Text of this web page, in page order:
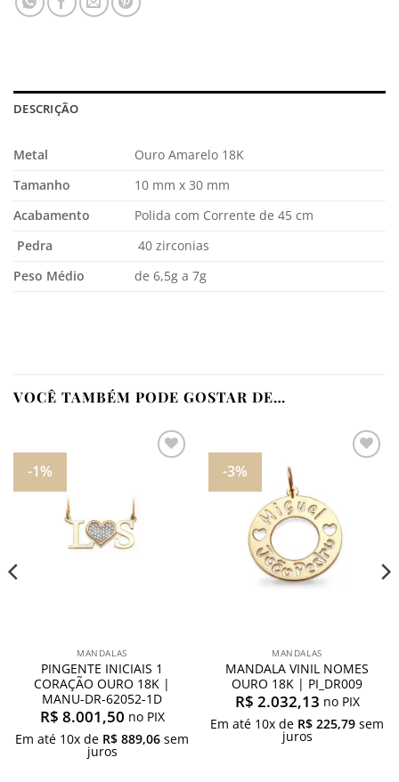
DESCRIÇÃO
Metal
Ouro Amarelo 18K
Tamanho
10 mm x 30 mm
Acabamento
Polida com Corrente de 45 cm
Pedra
40 zirconias
Peso Médio
de 6,5g a 7g
VOCÊ TAMBÉM PODE GOSTAR DE…
-1%
MANDALAS
PINGENTE INICIAIS 1
CORAÇÃO OURO 18K |
MANU-DR-62052-1D
R$ 8.001,50 no PIX
Em até 10x de R$ 889,06 sem
juros
-3%
MANDALAS
MANDALA VINIL NOMES
OURO 18K | PI_DR009
R$ 2.032,13 no PIX
Em até 10x de R$ 225,79 sem
juros